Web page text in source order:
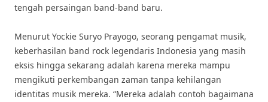
tengah persaingan band-band baru.
Menurut Yockie Suryo Prayogo, seorang pengamat musik,
keberhasilan band rock legendaris Indonesia yang masih
eksis hingga sekarang adalah karena mereka mampu
mengikuti perkembangan zaman tanpa kehilangan
identitas musik mereka. “Mereka adalah contoh bagaimana